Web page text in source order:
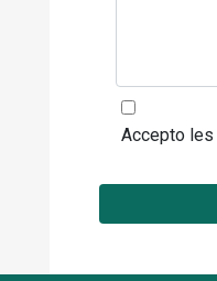
Accepto les